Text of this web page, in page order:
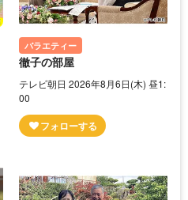
バラエティー
徹子の部屋
テレビ朝日 2026年8月6日(木) 昼1:
00